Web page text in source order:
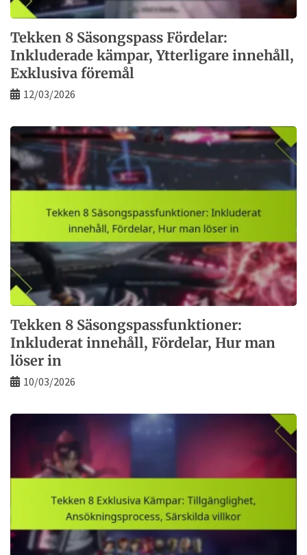
Tekken 8 Säsongspass Fördelar:
Inkluderade kämpar, Ytterligare innehåll,
Exklusiva föremål
12/03/2026
Tekken 8 Säsongspassfunktioner:
Inkluderat innehåll, Fördelar, Hur man
löser in
10/03/2026